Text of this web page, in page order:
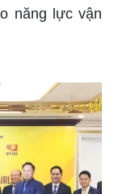
năng lực vận